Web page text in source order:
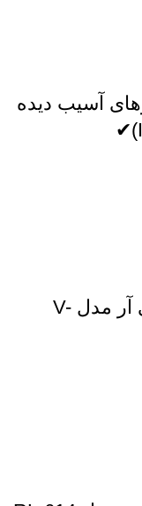
آسیب دیده
اپیلاتور اپیلیدی سه کاره وی جی آر مدل V-